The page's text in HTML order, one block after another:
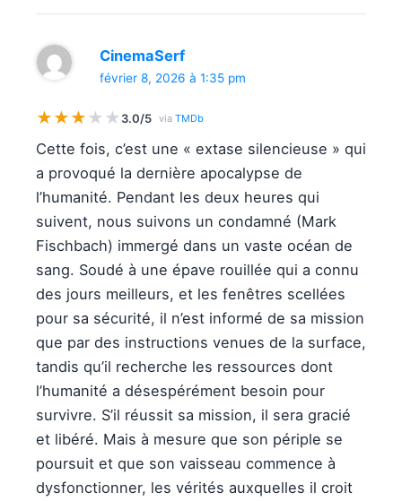
CinemaSerf
février 8, 2026 à 1:35 pm
★★★★ ★ 3.0/5 via TMDb
Cette fois, c’est une « extase silencieuse » qui
a provoqué la dernière apocalypse de
l’humanité. Pendant les deux heures qui
suivent, nous suivons un condamné (Mark
Fischbach) immergé dans un vaste océan de
sang. Soudé à une épave rouillée qui a connu
des jours meilleurs, et les fenêtres scellées
pour sa sécurité, il n’est informé de sa mission
que par des instructions venues de la surface,
tandis qu’il recherche les ressources dont
l’humanité a désespérément besoin pour
survivre. S’il réussit sa mission, il sera gracié
et libéré. ​​Mais à mesure que son périple se
poursuit et que son vaisseau commence à
dysfonctionner, les vérités auxquelles il croit